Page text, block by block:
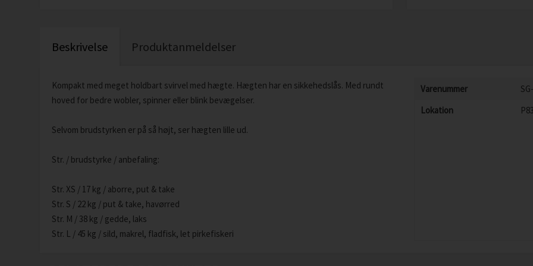
Beskrivelse Produktanmeldelser
Kompakt med meget holdbart svirvel med hægte. Hægten har en sikkehedslås. Med rundt
hoved for bedre wobler, spinner eller blink bevægelser.
Selvom brudstyrken er på så højt, ser hægten lille ud.
Str. / brudstyrke / anbefaling:
Str. XS / 17 kg / aborre, put & take
Str. S / 22 kg / put & take, havørred
Str. M / 38 kg / gedde, laks
Str. L / 45 kg / sild, makrel, fladfisk, let pirkefiskeri
Varenummer
Lokation